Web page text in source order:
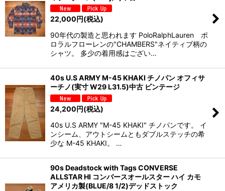
22,000円(税込)
90年代の製造と思われます PoloRalphLauren ポ
ロラルフローレンの"CHAMBERS"ネイティブ柄の
シャツ。 多少の着用感はござい…
40s U.S ARMY M-45 KHAKI チノパン オフィサ
ーチノ(実寸 W29 L31.5)中古 ビンテージ
24,200円(税込)
40s U.S ARMY "M-45 KHAKI" チノパンです。 イ
ンシーム、アウトシームともダブルステッチの希
少な M-45 KHAKI。 …
90s Deadstock with Tags CONVERSE
ALLSTAR HI コンバースオールスター ハイ カモ
アメリカ製(BLUE/8 1/2)デッドストック